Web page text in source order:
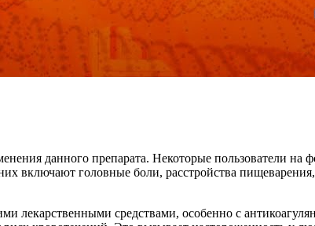
данного препарата. Некоторые пользователи на
включают головные боли, расстройства
лекарственными средствами, особенно с